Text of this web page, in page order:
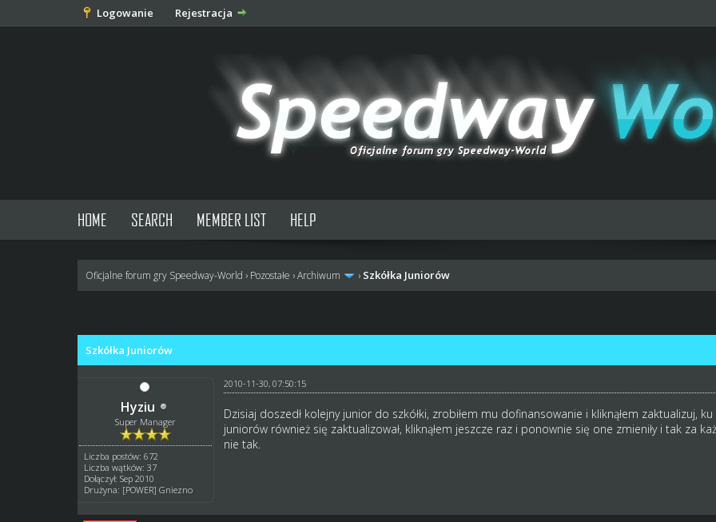
Logowanie Rejestracja
HOME SEARCH MEMBER LIST HELP
Oficjalne forum gry Speedway-World › Pozostałe ›Archiwum › Szkółka Juniorów
Szkółka Juniorów
Hyziu
Super Manager
Liczba postów: 672
Liczba wątków: 37
Dołączył: Sep 2010
Drużyna: [POWER] Gniezno
2010-11-30, 07:50:15
Dzisiaj doszedł kolejny junior do szkółki, zrobiłem mu dofinansowanie i kliknąłem zaktualizuj,
juniorów również się zaktualizował, kliknąłem jeszcze raz i ponownie się one zmieniły i tak za
nie tak.